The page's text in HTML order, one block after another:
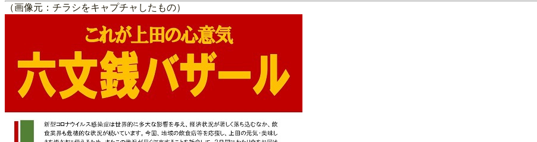
（画像元：チラシをキャプチャしたもの）